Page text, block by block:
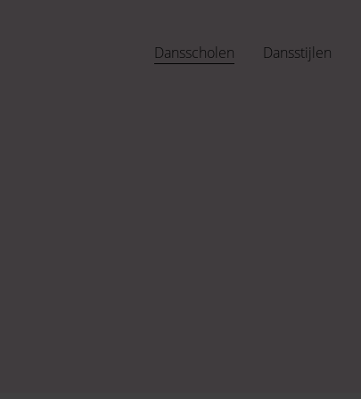
Dansscholen Dansstijlen